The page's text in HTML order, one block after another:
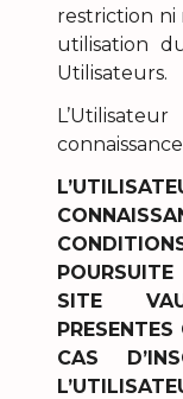
restriction ni
utilisation
Utilisateurs.
SITE
CAS